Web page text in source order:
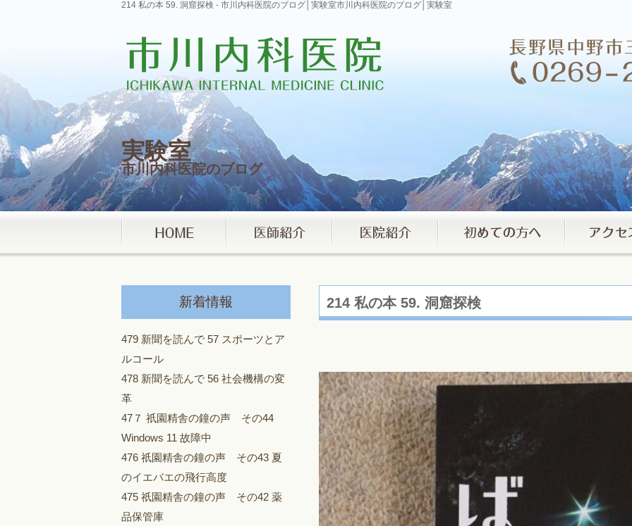
214 私の本 59. 洞窟探検 - 市川内科医院のブログ│実験室市川内科医院のブログ│実験室
実験室
市川内科医院のブログ
214 私の本 59. 洞窟探検
新着情報
479 新聞を読んで 57 スポーツとア
ルコール
478 新聞を読んで 56 社会機構の変
革
47７ 祇園精舎の鐘の声 その44
Windows 11 故障中
476 祇園精舎の鐘の声 その43 夏
のイエバエの飛行高度
475 祇園精舎の鐘の声 その42 薬
品保管庫